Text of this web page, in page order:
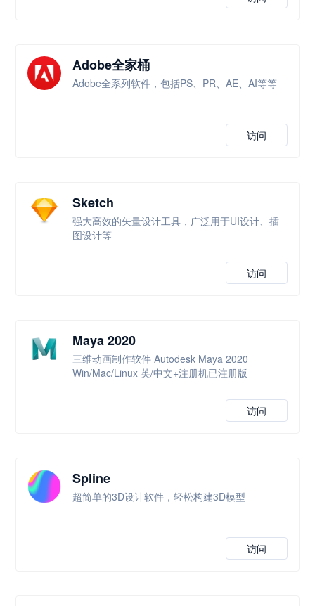
Adobe全家桶
Adobe全系列软件，包括PS、PR、AE、AI等等
访问
Sketch
强大高效的矢量设计工具，广泛用于UI设计、插
图设计等
访问
Maya 2020
三维动画制作软件 Autodesk Maya 2020
Win/Mac/Linux 英/中文+注册机已注册版
访问
Spline
超简单的3D设计软件，轻松构建3D模型
访问